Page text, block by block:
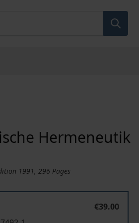
Hermeneutik
1991, 296 Pages
€39.00